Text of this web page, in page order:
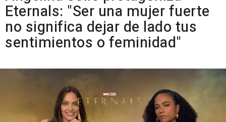
Eternals: "Ser una mujer fuerte
no significa dejar de lado tus
sentimientos o feminidad"